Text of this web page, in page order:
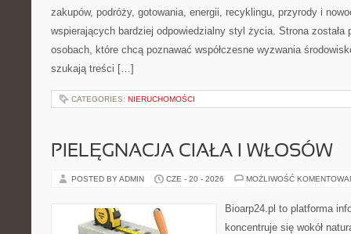
zakupów, podróży, gotowania, energii, recyklingu, przyrody i
wspierających bardziej odpowiedzialny styl życia. Strona została
osobach, które chcą poznawać współczesne wyzwania
szukają treści […]
CATEGORIES: NIERUCHOMOŚCI
PIELĘGNACJA CIAŁA I WŁOSÓW
POSTED BY ADMIN CZE - 20 - 2026 MOŻLIWOŚĆ
Bioarp24.pl to platforma
koncentruje się wokół